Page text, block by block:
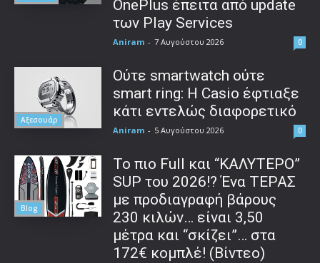
OnePlus έπειτα από update
των Play Services
Aniram - 7 Αυγούστου 2026 0
Αξεσουάρ
Ούτε smartwatch ούτε
smart ring: Η Casio έφτιαξε
κάτι εντελώς διαφορετικό
Aniram - 5 Αυγούστου 2026 0
Blog
To πιο Full και “ΚΑΛΥΤΕΡΟ”
SUP του 2026!? Ένα ΤΕΡΑΣ
με προδιαγραφή βάρους
230 κιλών… είναι 3,50
μέτρα και “σκίζει”… στα
172€ κομπλέ! (Βίντεο)